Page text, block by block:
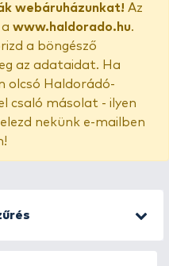
webáruházunkat! Az
www.haldorado.hu.
a böngésző
az adataidat. Ha
olcsó Haldorádó-
csaló másolat - ilyen
nekünk e-mailben